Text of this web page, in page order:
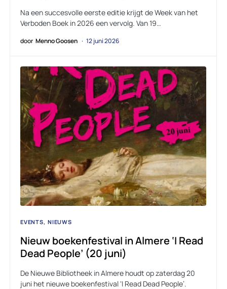
Na een succesvolle eerste editie krijgt de Week van het
Verboden Boek in 2026 een vervolg. Van 19…
door Menno Goosen 12 juni 2026
EVENTS NIEUWS
Nieuw boekenfestival in Almere ‘I Read
Dead People’ (20 juni)
De Nieuwe Bibliotheek in Almere houdt op zaterdag 20
juni het nieuwe boekenfestival ‘I Read Dead People’.